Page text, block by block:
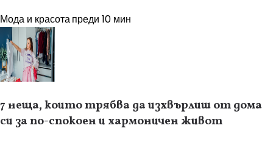
Мода и красотапреди 10 мин
7 неща, които трябва да изхвърлиш от дома
си за по-спокоен и хармоничен живот